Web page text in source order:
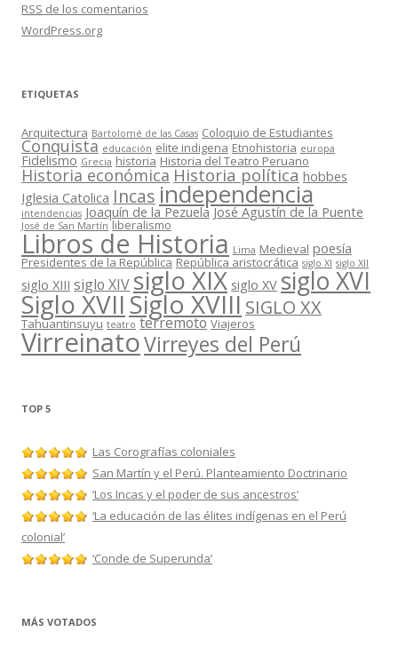
RSS de los comentarios
WordPress.org
ETIQUETAS
Arquitectura Bartolomé de las Casas Coloquio de Estudiantes
Conquista educación elite indigena Etnohistoria europa
Fidelismo Grecia historia Historia del Teatro Peruano
Historia económica Historia política hobbes
Iglesia Catolica Incasindependencia
intendencias Joaquín de la Pezuela José Agustín de la Puente
José de San Martín liberalismo
Libros de Historia Lima Medieval poesía
Presidentes de la República República aristocrática siglo XI siglo XII
siglo XIII siglo XIV siglo XIX siglo XV siglo XVI
Siglo XVIISiglo XVIIISIGLO XX
Tahuantinsuyu teatro terremoto Viajeros
VirreinatoVirreyes del Perú
TOP 5
Las Corografías coloniales
San Martín y el Perú. Planteamiento Doctrinario
‘Los Incas y el poder de sus ancestros’
‘La educación de las élites indígenas en el Perú
colonial’
‘Conde de Superunda’
MÁS VOTADOS